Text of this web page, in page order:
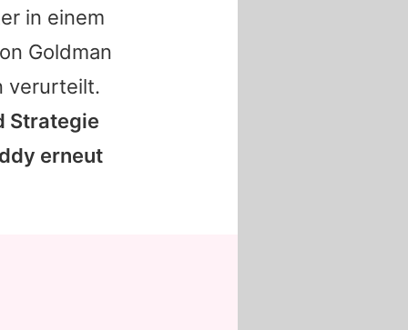
in einem
Goldman
verurteilt.
Strategie
erneut